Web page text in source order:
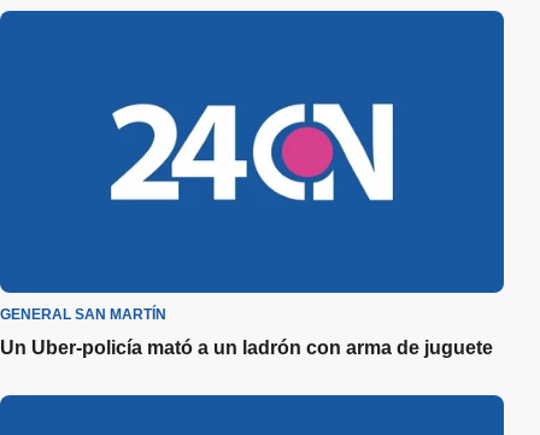
GENERAL SAN MARTÍN
Un Uber-policía mató a un ladrón con arma de juguete